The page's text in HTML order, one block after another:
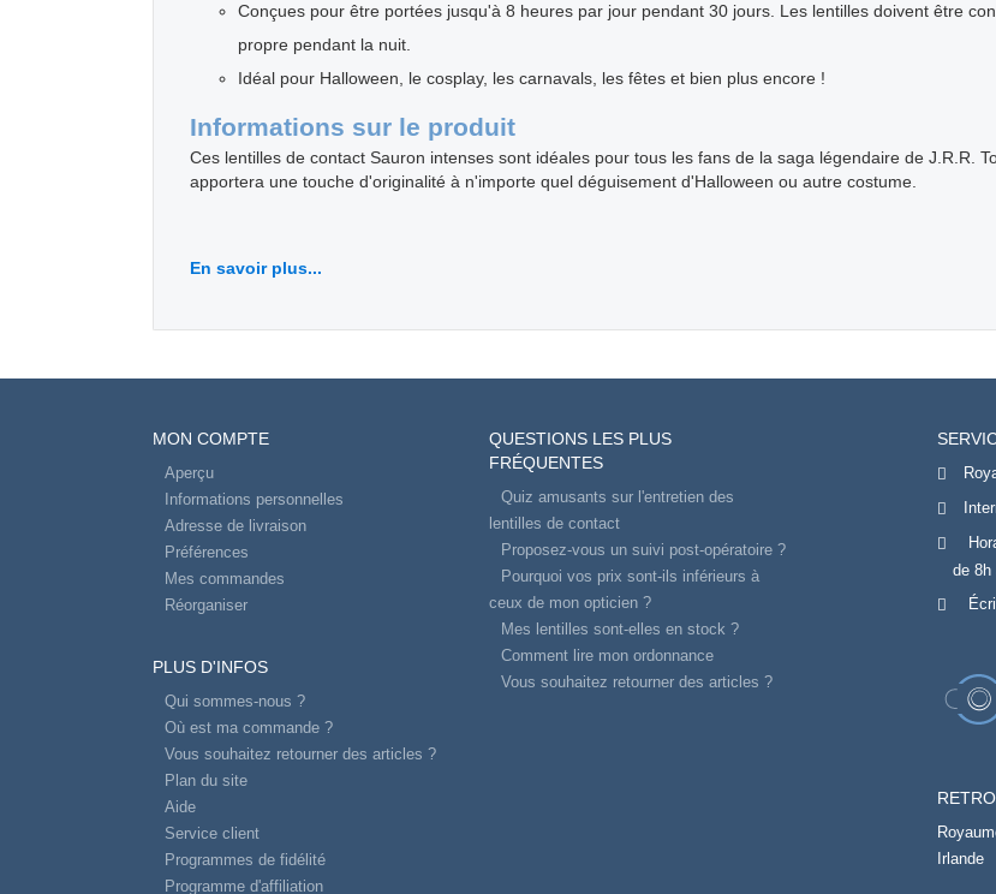
Conçues pour être portées jusqu'à 8 heures par jour pendant 30 jours. Les lentilles doivent être
propre pendant la nuit.
Idéal pour Halloween, le cosplay, les carnavals, les fêtes et bien plus encore !
Informations sur le produit
Ces lentilles de contact Sauron intenses sont idéales pour tous les fans de la saga légendaire de J.R.R.
apportera une touche d'originalité à n'importe quel déguisement d'Halloween ou autre costume.
En savoir plus...
MON COMPTE
Aperçu
Informations personnelles
Adresse de livraison
Préférences
Mes commandes
Réorganiser
PLUS D'INFOS
Qui sommes-nous ?
Où est ma commande ?
Vous souhaitez retourner des articles ?
Plan du site
Aide
Service client
Programmes de fidélité
Programme d'affiliation
QUESTIONS LES PLUS
FRÉQUENTES
Quiz amusants sur l'entretien des
lentilles de contact
Proposez-vous un suivi post-opératoire ?
Pourquoi vos prix sont-ils inférieurs à
ceux de mon opticien ?
Mes lentilles sont-elles en stock ?
Comment lire mon ordonnance
Vous souhaitez retourner des articles ?
de 8h
Irlande